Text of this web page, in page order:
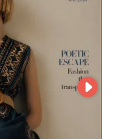
się
zaangażowanemu